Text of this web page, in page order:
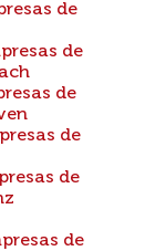
de
de
de
de
de
de